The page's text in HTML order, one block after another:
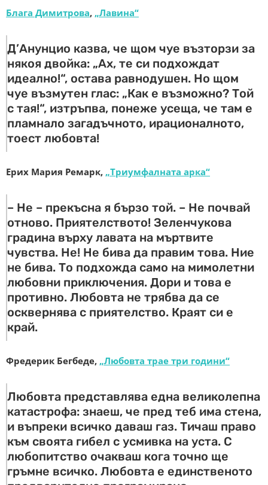
Блага Димитрова, „Лавина“
Д’Анунцио казва, че щом чуе възторзи за
някоя двойка: „Ах, те си подхождат
идеално!“, остава равнодушен. Но щом
чуе възмутен глас: „Как е възможно? Той
с тая!“, изтръпва, понеже усеща, че там е
пламнало загадъчното, ирационалното,
тоест любовта!
Ерих Мария Ремарк, „Триумфалната арка“
– Не – прекъсна я бързо той. – Не почвай
отново. Приятелството! Зеленчукова
градина върху лавата на мъртвите
чувства. Не! Не бива да правим това. Ние
не бива. То подхожда само на мимолетни
любовни приключения. Дори и това е
противно. Любовта не трябва да се
осквернява с приятелство. Краят си е
край.
Фредерик Бегбеде, „Любовта трае три години“
Любовта представлява една великолепна
катастрофа: знаеш, че пред теб има стена,
и въпреки всичко даваш газ. Тичаш право
към своята гибел с усмивка на уста. С
любопитство очакваш кога точно ще
гръмне всичко. Любовта е единственото